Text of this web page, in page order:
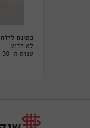
כתונת לילה
לא ידוע
שנות ה-30